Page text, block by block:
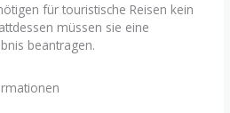
für touristische Reisen kein
müssen sie eine
beantragen.